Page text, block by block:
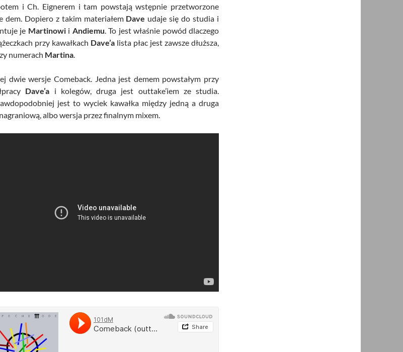
i Ch. Eignerem i tam powstają wstępnie przetworzone
dem. Dopiero z takim materiałem Dave udaje się do studia i
je Martinowii Andiemu. To jest właśnie powód dlaczego
przy kawałkach Dave’a lista płac jest zawsze dłuższa,
numerach Martina.
dwie wersje Comeback. Jedna jest demem powstałym przy
Dave’a i kolegów, druga jest outtake’iem ze studia.
jest to wyciek kawałka między jedną a druga
albo wersja przez finalnym mixem.